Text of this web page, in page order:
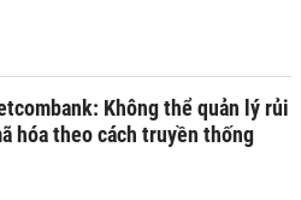
Không thể quản lý rủi
hóa theo cách truyền thống